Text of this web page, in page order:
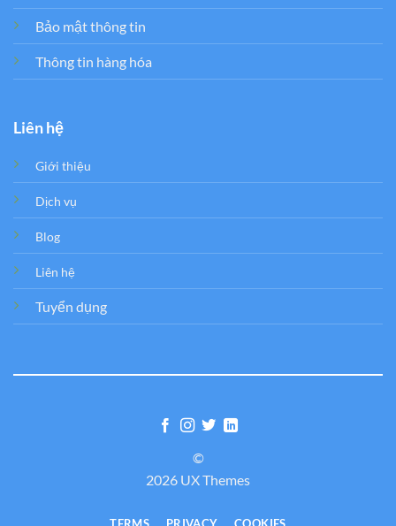
Bảo mật thông tin
Thông tin hàng hóa
Liên hệ
Giới thiệu
Dịch vụ
Blog
Liên hệ
Tuyển dụng
©
2026 UX Themes